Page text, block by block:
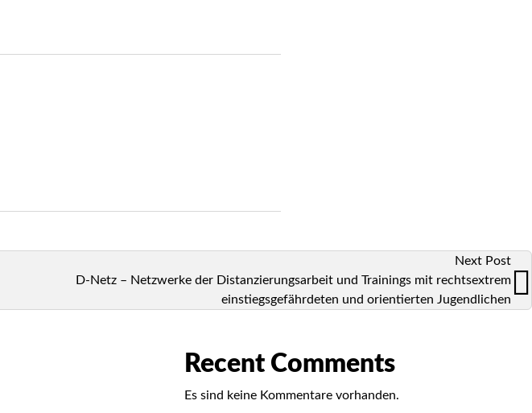
Next Post
D-Netz – Netzwerke der Distanzierungsarbeit und Trainings mit rechtsextrem
einstiegsgefährdeten und orientierten Jugendlichen
Recent Comments
Es sind keine Kommentare vorhanden.